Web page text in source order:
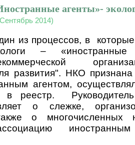
агенты»-
2014)
из процессов, в
–
развития". НКО
агентом,
в реестр.
о слежке,
о многочисленных